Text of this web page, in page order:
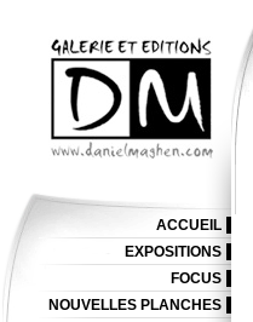
ACCUEIL
EXPOSITIONS
FOCUS
NOUVELLES PLANCHES